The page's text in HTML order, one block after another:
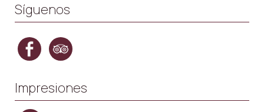
Síguenos
Impresiones